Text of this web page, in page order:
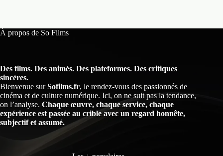
À propos de So Films
Des films. Des animés. Des plateformes. Des critiques
sincères.
Bienvenue surSofilms.fr, le rendez-vous des passionnés de
cinéma et de culture numérique. Ici, on ne suit pas la tendance,
on l’analyse. Chaque œuvre, chaque service, chaque
expérience est passée au crible avec un regard honnête,
subjectif et assumé.